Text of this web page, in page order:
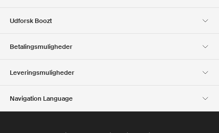
Club Boozt
Udforsk Boozt
Presse & udmærkelser
Betalingsmuligheder
Leveringsmuligheder
Navigation Language